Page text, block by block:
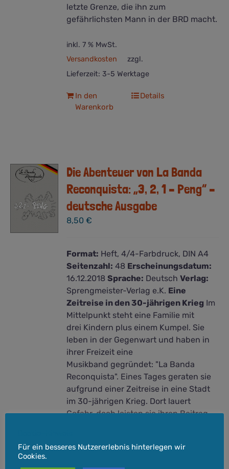
letzte Grenze, die ihn zum
gefährlichsten Mann in der BRD macht.
inkl. 7 % MwSt.
zzgl.
Versandkosten
Lieferzeit: 3-5 Werktage
In den
Warenkorb
Details
Die Abenteuer von La Banda
Reconquista: „3, 2, 1 – Peng“ –
deutsche Ausgabe
8,50€
Format: Heft, 4/4-Farbdruck, DIN A4
Seitenzahl: 48 Erscheinungsdatum:
16.12.2018Sprache: DeutschVerlag:
Sprengmeister-Verlag e.K. Eine
Zeitreise in den 30-jährigen Krieg Im
Mittelpunkt steht eine Familie mit
drei Kindern plus einem Kumpel. Sie
leben in der Gegenwart und haben in
ihrer Freizeit eine
Musikband gegründet: "La Banda
Reconquista". Eines Tages geraten sie
aufgrund einer Zeitreise in eine Stadt
im 30-jährigen Krieg. Dort lauert
Gefahr, doch leisten sie ihren Beitrag
Für ein besseres Nutzererlebnis hinterlegen wir
Cookies.